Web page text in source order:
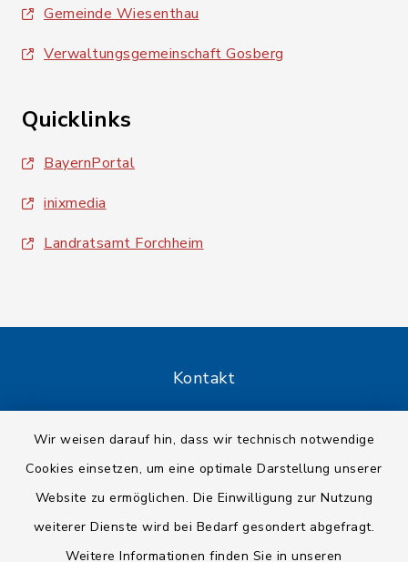
Wir weisen darauf hin, dass wir technisch notwendige
Cookies einsetzen, um eine optimale Darstellung unserer
Website zu ermöglichen. Die Einwilligung zur Nutzung
weiterer Dienste wird bei Bedarf gesondert abgefragt.
Weitere Informationen finden Sie in unseren
Gemeinde Wiesenthau
Verwaltungsgemeinschaft Gosberg
Quicklinks
BayernPortal
inixmedia
Landratsamt Forchheim
Kontakt
Datenschutz
Impressum